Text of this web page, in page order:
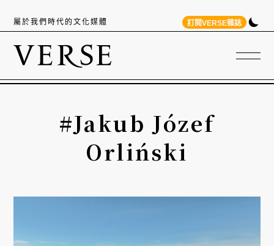
屬於我們時代的文化媒體 訂閱VERSE雜誌
#Jakub Józef
Orliński